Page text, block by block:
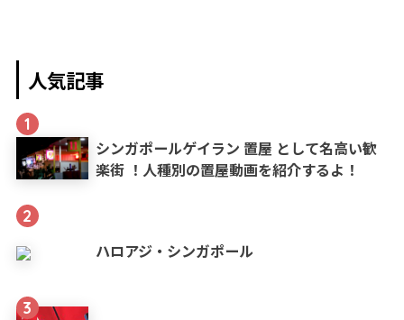
人気記事
1
シンガポールゲイラン 置屋 として名高い歓
楽街 ！人種別の置屋動画を紹介するよ！
2
ハロアジ・シンガポール
3